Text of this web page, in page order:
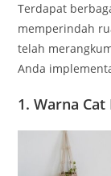
Terdapat
memperindah
telah
Anda
1. Warna